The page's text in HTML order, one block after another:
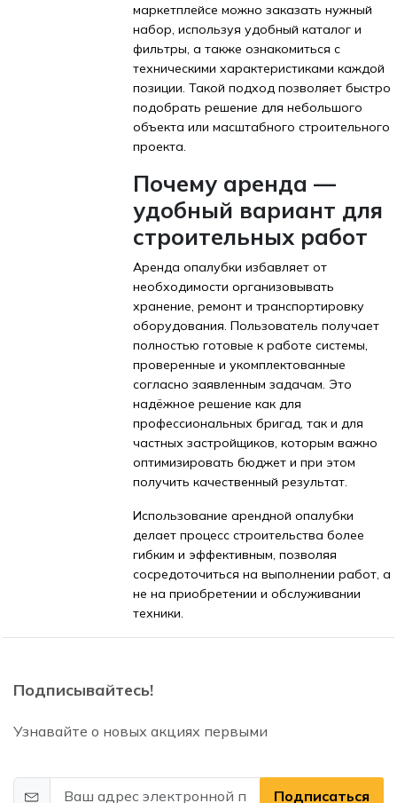
маркетплейсе можно заказать нужный
набор, используя удобный каталог и
фильтры, а также ознакомиться с
техническими характеристиками каждой
позиции. Такой подход позволяет быстро
подобрать решение для небольшого
объекта или масштабного строительного
проекта.
Почему аренда —
удобный вариант для
строительных работ
Аренда опалубки избавляет от
необходимости организовывать
хранение, ремонт и транспортировку
оборудования. Пользователь получает
полностью готовые к работе системы,
проверенные и укомплектованные
согласно заявленным задачам. Это
надёжное решение как для
профессиональных бригад, так и для
частных застройщиков, которым важно
оптимизировать бюджет и при этом
получить качественный результат.
Использование арендной опалубки
делает процесс строительства более
гибким и эффективным, позволяя
сосредоточиться на выполнении работ, а
не на приобретении и обслуживании
техники.
Подписывайтесь!
Узнавайте о новых акциях первыми
Подписаться